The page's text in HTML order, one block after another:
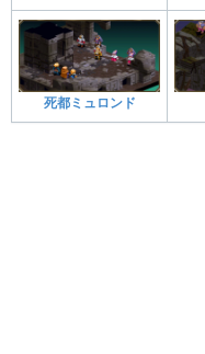
死都ミュロンド